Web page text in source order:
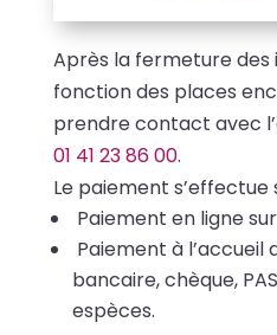
Après la fermeture des
fonction des places
prendre contact avec
01 41 23 86 00.
Le paiement s’effectue
Paiement en ligne
Paiement à l’accueil
bancaire, chèque,
espèces.